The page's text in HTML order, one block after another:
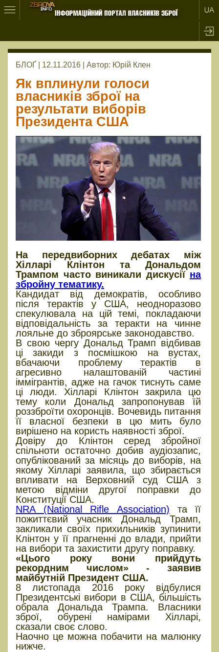
БЛОҐ | 12.11.2016 | Автор: Юрій Клен
Як вплинули голоси
власників зброї на
результати виборів
Президента США
На передвиборних дебатах між
Хілларі Клінтон та Дональдом
Трампом часто виникали дискусії на
збройну тематику.
Кандидат від демократів, особливо
після терактів у США, неодноразово
спекулювала на цій темі, покладаючи
відповідальність за теракти на чинне
лояльне до зброярське законодавство.
В свою чергу Дональд Трамп відбивав
ці закиди з посмішкою на вустах,
вбачаючи проблему терактів в
агресивно налаштованій частині
іммігрантів, адже на гачок тиснуть саме
ці люди. Хілларі Клінтон закрила цю
тему коли Дональд запропонував їй
роззброїти охоронців. Вочевидь питання
її власної безпеки в цю мить було
вирішено на користь наявності зброї.
Довіру до Клінтон серед збройної
спільноти остаточно добив аудіозапис,
опублікований за місяць до виборів, на
якому Хілларі заявила, що збирається
впливати на Верховний суд США з
метою відміни другої поправки до
Конституції США.
NRA (National Rifle Association) та її
пожиттєвий учасник Дональд Трамп,
закликали своїх прихильників зупинити
Клінтон у її прагненні до влади, прийти
на вибори та захистити другу поправку.
«Цього року вони прийдуть
рекордним числом» - заявив
майбутній Президент США.
8 листопада 2016 року відбулися
Президентські вибори в США, більшість
обрала Дональда Трампа. Власники
зброї, обурені намірами Хілларі,
сказали своє слово.
Наочно це можна побачити на малюнку
нижче.